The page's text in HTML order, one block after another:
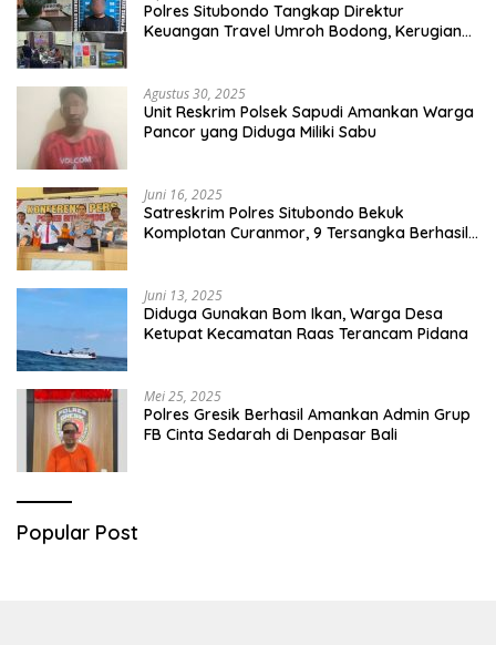
Polres Situbondo Tangkap Direktur
Keuangan Travel Umroh Bodong, Kerugian
Agustus 30, 2025
Unit Reskrim Polsek Sapudi Amankan Warga
Pancor yang Diduga Miliki Sabu
Juni 16, 2025
Satreskrim Polres Situbondo Bekuk
Komplotan Curanmor, 9 Tersangka Berhasil
Juni 13, 2025
Diduga Gunakan Bom Ikan, Warga Desa
Ketupat Kecamatan Raas Terancam Pidana
Mei 25, 2025
Polres Gresik Berhasil Amankan Admin Grup
FB Cinta Sedarah di Denpasar Bali
Popular Post